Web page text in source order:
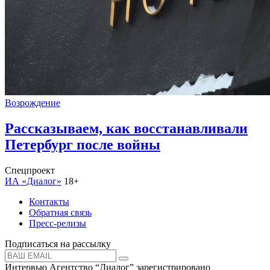
Возрождение
Рассказываем, как восстанавливали
Петербург после войны
Спецпроект
ИА «Диалог» 18+
Контакты
Обратная связь
Пресс-релизы
Подписаться на рассылку
Интервью Агентство “Диалог” зарегистрировано